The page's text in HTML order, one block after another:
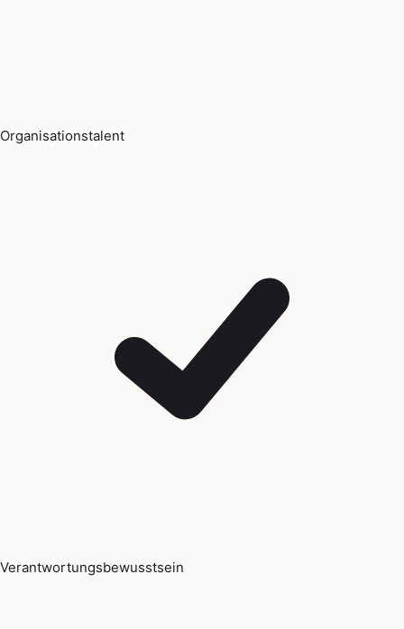
Organisationstalent
Verantwortungsbewusstsein